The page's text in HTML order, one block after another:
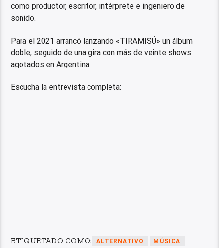
como productor, escritor, intérprete e ingeniero de
sonido.
Para el 2021 arrancó lanzando «TIRAMISÚ» un álbum
doble, seguido de una gira con más de veinte shows
agotados en Argentina.
Escucha la entrevista completa:
ETIQUETADO COMO: ALTERNATIVO MÚSICA